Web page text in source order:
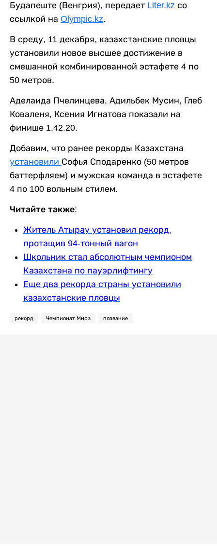
Будапеште (Венгрия), передает Liter.kz со
ссылкой на Olympic.kz.
В среду, 11 декабря, казахстанские пловцы
установили новое высшее достижение в
смешанной комбинированной эстафете 4 по
50 метров.
Аделаида Пчелинцева, Адильбек Мусин, Глеб
Коваленя, Ксения Игнатова показали на
финише 1.42.20.
Добавим, что ранее рекорды Казахстана
установили Софья Сподаренко (50 метров
баттерфляем) и мужская команда в эстафете
4 по 100 вольным стилем.
Читайте также:
Житель Атырау установил рекорд,
протащив 94-тонный вагон
Школьник стал абсолютным чемпионом
Казахстана по пауэрлифтингу
Еще два рекорда страны установили
казахстанские пловцы
рекорд Чемпионат Мира плавание